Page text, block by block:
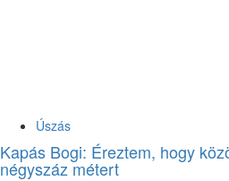
Úszás
Kapás Bogi: Éreztem, hogy
négyszáz métert